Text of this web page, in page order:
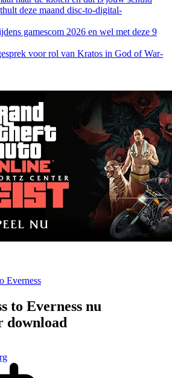
deze maand disc-to-digital-
gamescom 2026 en wel met deze 9
voor rol van Kratos in God of War-
Everness
to Everness nu
download